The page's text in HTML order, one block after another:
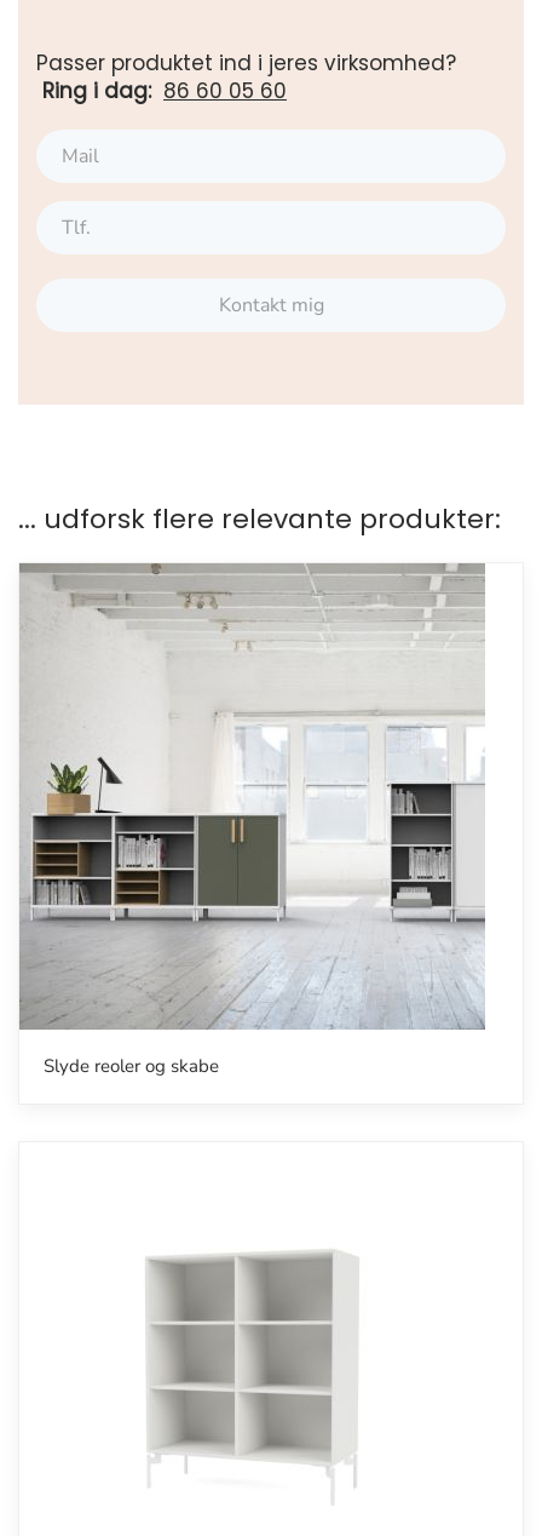
Passer produktet ind i jeres virksomhed?
Ring i dag: 86 60 05 60
Kontakt mig
... udforsk flere relevante produkter:
Slyde reoler og skabe